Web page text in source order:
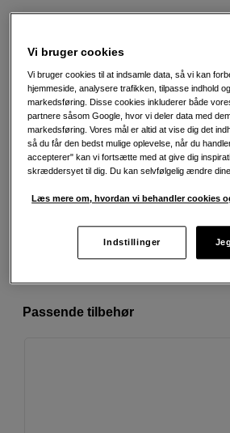
Læg i
Fri fragt ved køb over 500 kr.
30 dages returret
Personlig service og
Passende tilbehør
Vi bruger cookies
Vi bruger cookies til at indsamle data, så vi kan
hjemmeside, analysere trafikken, tilpasse indhold
markedsføring. Disse cookies inkluderer både
partnere såsom Google, hvor vi deler data med
markedsføring. Vores mål er altid at vise dig det
så du får den bedst mulige oplevelse, når du
accepterer" kan vi fortsætte med at give dig
skræddersyet til dig. Du kan selvfølgelig ændre
Læs mere om, hvordan vi behandler cookies
Indstillinger